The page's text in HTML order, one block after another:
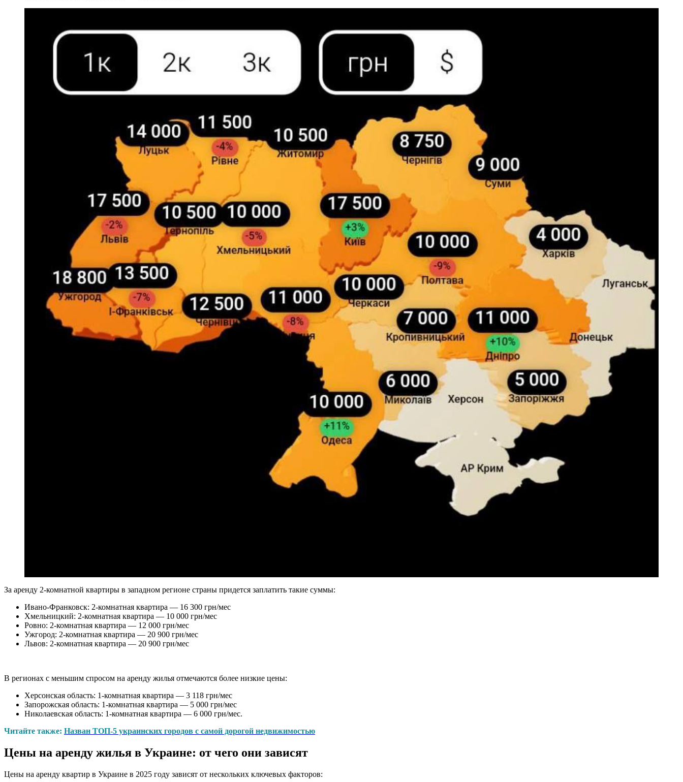
За аренду 2-комнатной квартиры в западном регионе страны придется заплатить такие суммы:
Ивано-Франковск: 2-комнатная квартира — 16 300 грн/мес
Хмельницкий: 2-комнатная квартира — 10 000 грн/мес
Ровно: 2-комнатная квартира — 12 000 грн/мес
Ужгород: 2-комнатная квартира — 20 900 грн/мес
Львов: 2-комнатная квартира — 20 900 грн/мес
В регионах с меньшим спросом на аренду жилья отмечаются более низкие цены:
Херсонская область: 1-комнатная квартира — 3 118 грн/мес
Запорожская область: 1-комнатная квартира — 5 000 грн/мес
Николаевская область: 1-комнатная квартира — 6 000 грн/мес.
Читайте также: Назван ТОП-5 украинских городов с самой дорогой недвижимостью
Цены на аренду жилья в Украине: от чего они зависят
Цены на аренду квартир в Украине в 2025 году зависят от нескольких ключевых факторов: